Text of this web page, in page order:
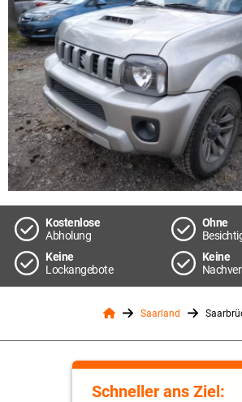
Kostenlose
Abholung
Ohne
Keine
Lockangebote
Keine
Saarland
Schneller ans Ziel: